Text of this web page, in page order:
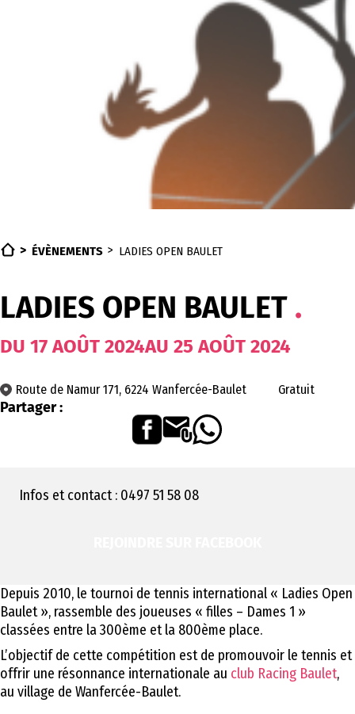
ÉVÈNEMENTS LADIES OPEN BAULET
LADIES OPEN BAULET
DU 17 AOÛT 2024AU 25 AOÛT 2024
Route de Namur 171, 6224 Wanfercée-Baulet Gratuit
Partager :
Depuis 2010, le tournoi de tennis international « Ladies Open
Baulet », rassemble des joueuses « filles – Dames 1 »
classées entre la 300ème et la 800ème place.
L’objectif de cette compétition est de promouvoir le tennis et
offrir une résonnance internationale au club Racing Baulet,
au village de Wanfercée-Baulet.
Infos et contact : 0497 51 58 08